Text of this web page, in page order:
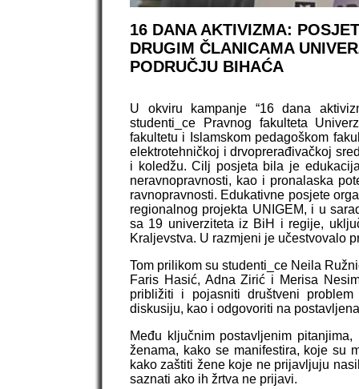
16 DANA AKTIVIZMA:
DRUGIM ČLANICAMA
PODRUČJU BIHAĆA
U okviru kampanje “16 dana
studenti_ce Pravnog fakulteta
fakultetu i Islamskom pedagoškom
elektrotehničkoj i drvoprerađivačkoj
i koledžu. Cilj posjeta bila je
neravnopravnosti, kao i pronalaska
ravnopravnosti. Edukativne posjete
regionalnog projekta UNIGEM, i u
sa 19 univerziteta iz BiH i regije,
Kraljevstva. U razmjeni je učestvovalo
Tom prilikom su studenti_ce Neila
Faris Hasić, Adna Zirić i Merisa
približiti i pojasniti društveni
diskusiju, kao i odgovoriti na
Među ključnim postavljenim
ženama, kako se manifestira, koje su
kako zaštiti žene koje ne prijavljuju
saznati ako ih žrtva ne prijavi.